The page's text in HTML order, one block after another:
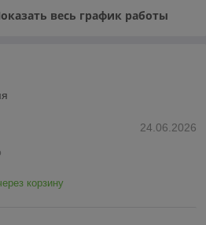
и охлаждениях;
подходят для печей, каминов,
найдёте:
весь график работы
24.06.2026
корзину